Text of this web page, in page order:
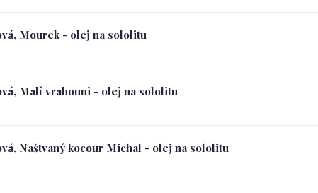
Mourek - olej na sololitu
Malí vrahouni - olej na sololitu
Naštvaný kocour Michal - olej na sololitu